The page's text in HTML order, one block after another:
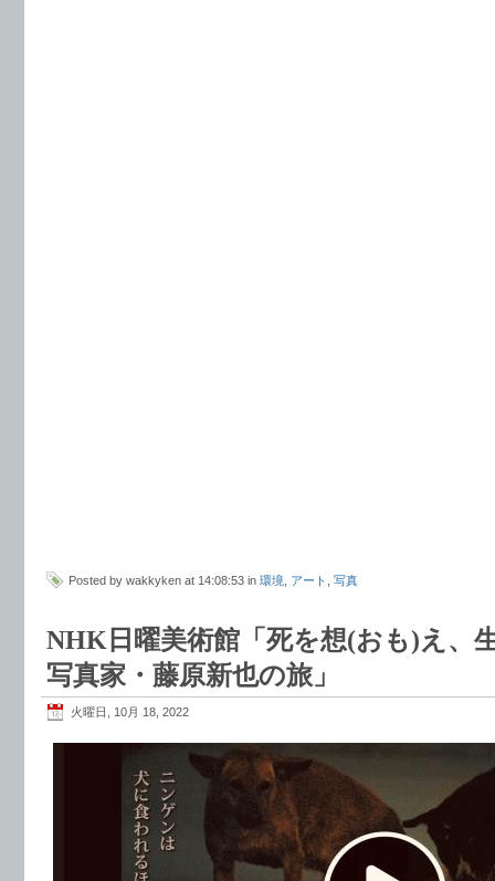
Posted by wakkyken at 14:08:53 in 環境 アート 写真
NHK日曜美術館「死を想(おも)え、
写真家・藤原新也の旅」
火曜日, 10月 18, 2022